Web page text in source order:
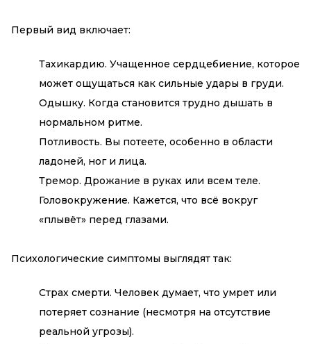
Первый вид включает:
Тахикардию. Учащенное сердцебиение, которое
может ощущаться как сильные удары в груди.
Одышку. Когда становится трудно дышать в
нормальном ритме.
Потливость. Вы потеете, особенно в области
ладоней, ног и лица.
Тремор. Дрожание в руках или всем теле.
Головокружение. Кажется, что всё вокруг
«плывёт» перед глазами.
Психологические симптомы выглядят так:
Страх смерти. Человек думает, что умрет или
потеряет сознание (несмотря на отсутствие
реальной угрозы).